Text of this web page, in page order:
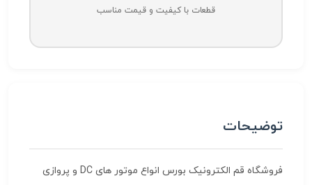
قطعات با کیفیت و قیمت مناسب
توضیحات
فروشگاه قم الکترونیک بورس انواع موتور های DC و پروازی